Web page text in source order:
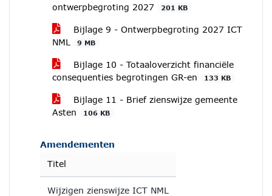
ontwerpbegroting 2027
201 KB
Bijlage 9 - Ontwerpbegroting 2027 ICT
NML
9 MB
Bijlage 10 - Totaaloverzicht financiële
consequenties begrotingen GR-en
133 KB
Bijlage 11 - Brief zienswijze gemeente
Asten
106 KB
Amendementen
Titel
Wijzigen zienswijze ICT NML